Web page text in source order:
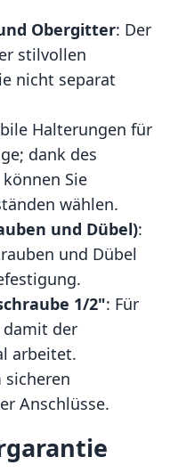
Obergitter: Der
stilvollen
nicht separat
Halterungen für
dank des
Sie
wählen.
und Dübel):
und Dübel
1/2": Für
damit der
arbeitet.
sicheren
Anschlüsse.